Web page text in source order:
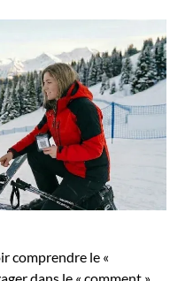
comprendre le «
dans le « comment ».